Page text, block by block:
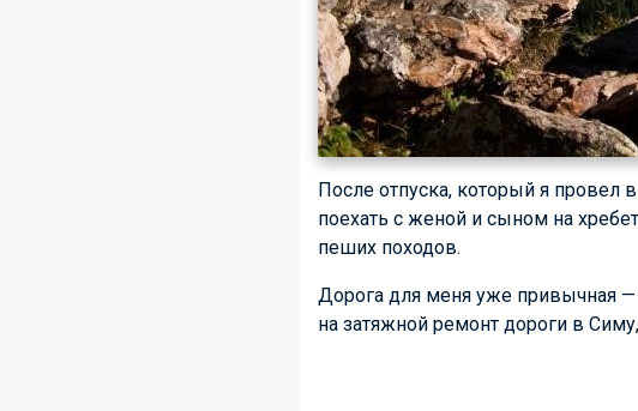
После отпуска, который я провел
поехать с женой и сыном на
пеших походов.
Дорога для меня уже привычная —
на затяжной ремонт дороги в